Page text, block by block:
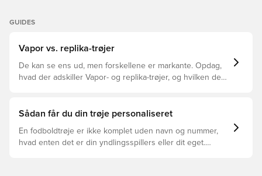
GUIDES
Vapor vs. replika-trøjer
De kan se ens ud, men forskellene er markante. Opdag,
hvad der adskiller Vapor- og replika-trøjer, og hvilken der
Sådan får du din trøje personaliseret
En fodboldtrøje er ikke komplet uden navn og nummer,
hvad enten det er din yndlingsspillers eller dit eget.